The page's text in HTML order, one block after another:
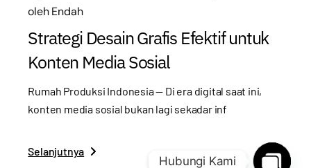
olehEndah
Strategi Desain Grafis Efektif untuk
Konten Media Sosial
Rumah Produksi Indonesia — Di era digital saat ini,
konten media sosial bukan lagi sekadar inf
Selanjutnya
Hubungi Kami